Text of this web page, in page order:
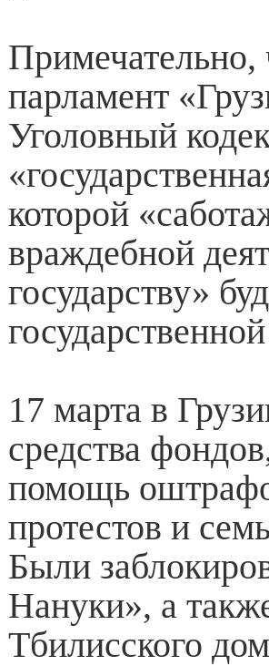
парламент
Уголовный
которой
враждебной
государству»
17 марта в
средства
помощь
протестов и
Были
Нануки», а
Тбилисского